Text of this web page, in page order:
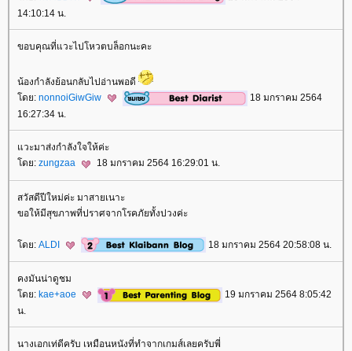
14:10:14 น.
ขอบคุณที่แวะไปโหวตบล็อกนะคะ
น้องกำลังย้อนกลับไปอ่านพอดี
ดย: nonnoiGiwGiw
18 มกราคม 2564
16:27:34 น.
วะมาส่งกำลังใจให้ค่ะ
ดย: zungzaa 18 มกราคม 2564 16:29:01 น.
สวัสดีปีใหม่ค่ะ มาสายเนาะ
ขอให้มีสุขภาพที่ปราศจากโรคภัยทั้งปวงค่ะ
ดย: ALDI 18 มกราคม 2564 20:58:08 น.
คงมันน่าดูชม
ดย: kae+aoe
19 มกราคม 2564 8:05:42
น.
นางเอกเท่ดีครับ เหมือนหนังที่ทำจากเกมส์เลยครับพี่